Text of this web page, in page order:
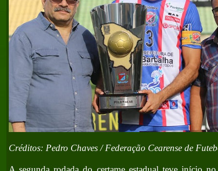
Créditos: Pedro Chaves / Federação Cearense de